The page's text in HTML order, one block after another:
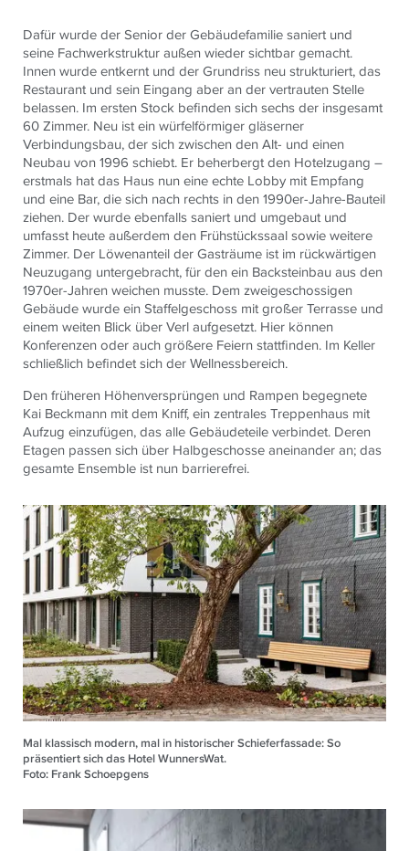
Dafür wurde der Senior der Gebäudefamilie saniert und
seine Fachwerkstruktur außen wieder sichtbar gemacht.
Innen wurde entkernt und der Grundriss neu strukturiert, das
Restaurant und sein Eingang aber an der vertrauten Stelle
belassen. Im ersten Stock befinden sich sechs der insgesamt
60 Zimmer. Neu ist ein würfelförmiger gläserner
Verbindungsbau, der sich zwischen den Alt- und einen
Neubau von 1996 schiebt. Er beherbergt den Hotelzugang –
erstmals hat das Haus nun eine echte Lobby mit Empfang
und eine Bar, die sich nach rechts in den 1990er-Jahre-Bauteil
ziehen. Der wurde ebenfalls saniert und umgebaut und
umfasst heute außerdem den Frühstückssaal sowie weitere
Zimmer. Der Löwenanteil der Gasträume ist im rückwärtigen
Neuzugang untergebracht, für den ein Backsteinbau aus den
1970er-Jahren weichen musste. Dem zweigeschossigen
Gebäude wurde ein Staffelgeschoss mit großer Terrasse und
einem weiten Blick über Verl aufgesetzt. Hier können
Konferenzen oder auch größere Feiern stattfinden. Im Keller
schließlich befindet sich der Wellnessbereich.
Den früheren Höhenversprüngen und Rampen begegnete
Kai Beckmann mit dem Kniff, ein zentrales Treppenhaus mit
Aufzug einzufügen, das alle Gebäudeteile verbindet. Deren
Etagen passen sich über Halbgeschosse aneinander an; das
gesamte Ensemble ist nun barrierefrei.
Mal klassisch modern, mal in historischer Schieferfassade: So
präsentiert sich das Hotel WunnersWat.
Foto: Frank Schoepgens